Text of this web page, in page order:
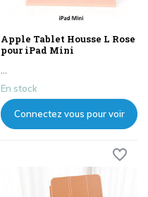
Apple Tablet Housse L Rose
pour iPad Mini
...
En stock
Connectez vous pour voir